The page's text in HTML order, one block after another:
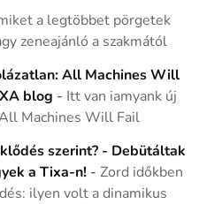
a legtöbbet pörgetek
zeneajánló a szakmától
All Machines Will
blog - Itt van iamyank új
Machines Will Fail
szerint? - Debütáltak
a Tixa-n! -Zord időkben
ilyen volt a dinamikus